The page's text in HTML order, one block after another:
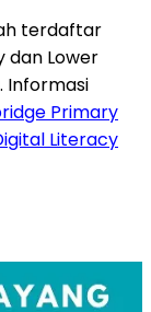
terdaftar
dan Lower
Informasi
Primary
Literacy